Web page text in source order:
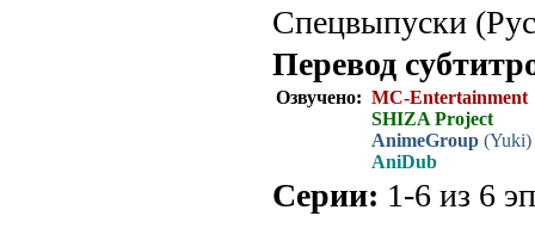
Спецвыпуски
Перевод
Озвучено: MC-Entertainment
SHIZA Project
AnimeGroup (Yuki)
AniDub
Серии: 1-6 из 6